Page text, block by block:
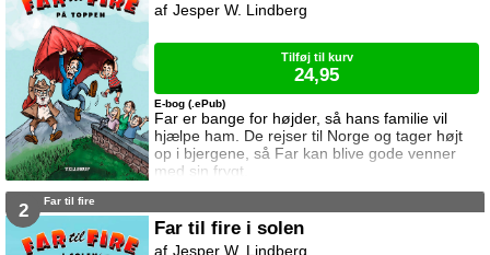
Far er bange for højder, så hans familie vil
hjælpe ham. De rejser til Norge og tager højt
op i bjergene, så Far kan blive gode venner
med sin frygt.
E-bog (.ePub)
Jesper W. Lindberg
Tilføj til kurv
24,95
2 Far til fire
Far til fire i solen
Jesper W. Lindberg